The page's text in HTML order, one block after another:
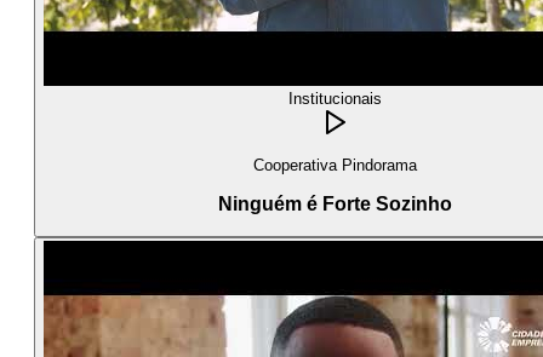
Institucionais
Cooperativa Pindorama
Ninguém é Forte Sozinho